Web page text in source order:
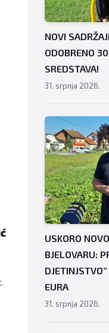
NOVI
ODOBRENO
SREDSTAVA!
31. srpnja 2026.
USKORO
BJELOVARU:
EURA
31. srpnja 2026.